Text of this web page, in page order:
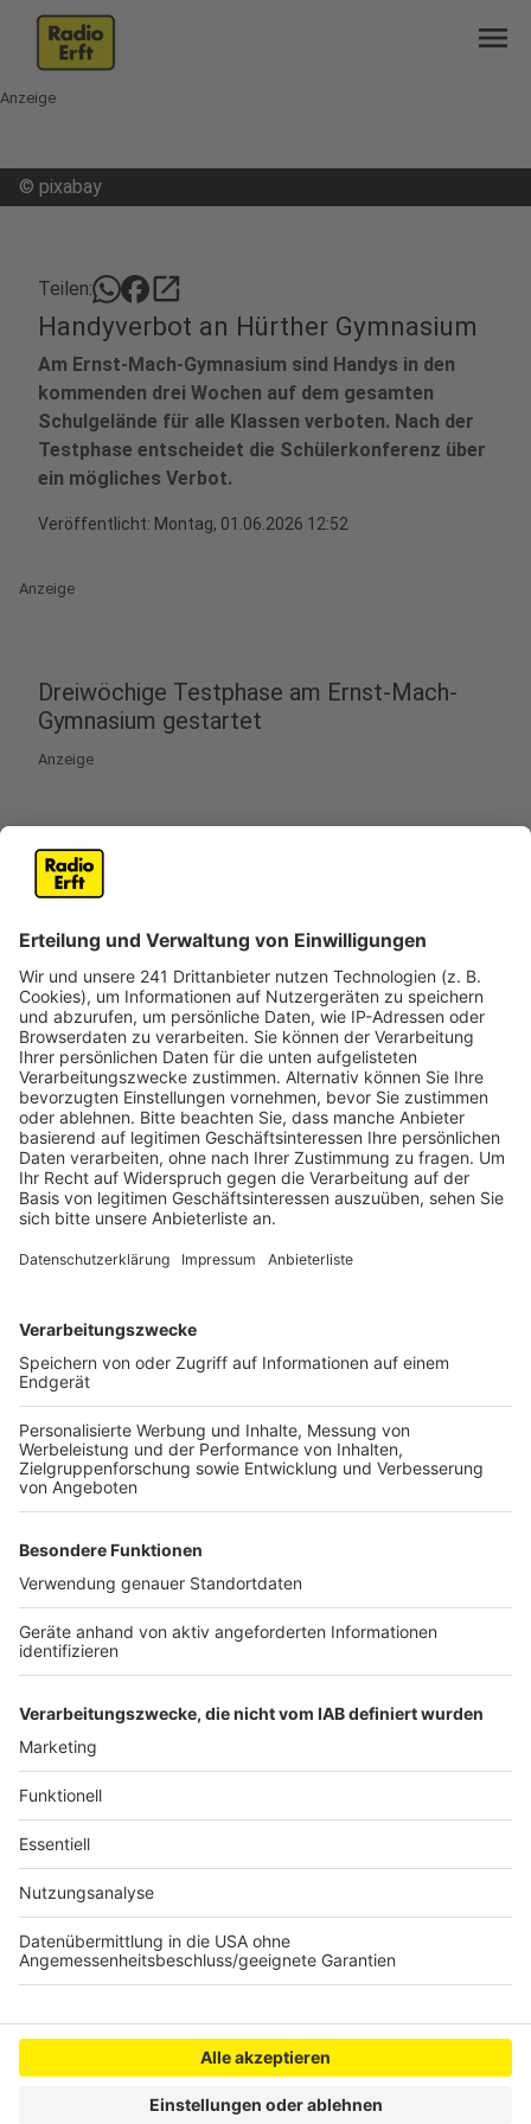
menu
Anzeige
© pixabay
Teilen: open_in_new
Handyverbot an Hürther Gymnasium
Am Ernst-Mach-Gymnasium sind Handys in den
kommenden drei Wochen auf dem gesamten
Schulgelände für alle Klassen verboten. Nach der
Testphase entscheidet die Schülerkonferenz über
ein mögliches Verbot.
Veröffentlicht: Montag, 01.06.2026 12:52
Anzeige
Dreiwöchige Testphase am Ernst-Mach-
Gymnasium gestartet
Anzeige
Am Ernst-Mach-Gymnasium in Hürth gelten jetzt
andere Regeln. Drei Wochen lang sind Handys auf dem
ganzen Schulgelände für alle Klassen verboten. Die
Regeln sind in den letzten zwei Wochen erklärt
worden, heißt es von dem Insta-Account der Schule.
Das Ziel der Testphase: weniger Ablenkung durch
Handys und soziale Medien und dadurch mehr
Fokussierung auf das Lernen. Außerdem soll es wieder
mehr echten Austausch zwischen den Schülerinnen
und Schülern geben.
Das Konzept haben Schülerinnen und Schüler,
Lehrkräfte und Eltern gemeinsam überarbeitet. Nach
der dreiwöchigen Testphase soll die Schülerkonferenz
vor den Sommerferien entscheiden, ob es dauerhaft
eingeführt wird.
Weitere Themen von Rhein und Erft
Anzeige
Pride Month: Regenbogenfahne weht in
Wesseling
Bahn
Kostenlose Kurse: Sport im Park in Bedburg
startet
Anzeige
Anzeige